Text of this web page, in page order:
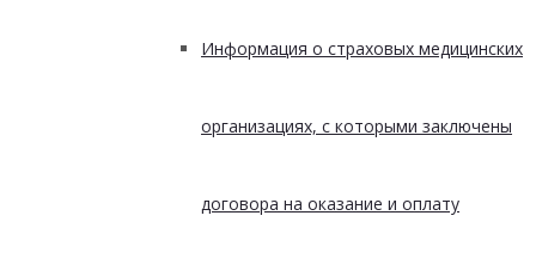
Информация о страховых медицинских
организациях, с которыми заключены
договора на оказание и оплату